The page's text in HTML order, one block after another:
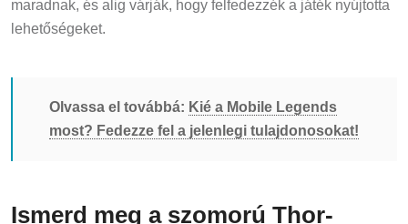
lehetőségeket.
Olvassa el továbbá: Kié a Mobile Legends
most? Fedezze fel a jelenlegi tulajdonosokat!
Ismerd meg a szomorú Thor-